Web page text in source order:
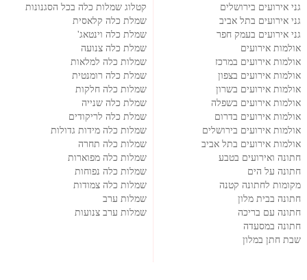
גני אירועים בירושלים
גני אירועים בתל אביב
גני אירועים בעמק חפר
אולמות אירועים
אולמות אירועים במרכז
אולמות אירועים בצפון
אולמות אירועים בשרון
אולמות אירועים בשפלה
אולמות אירועים בדרום
אולמות אירועים בירושלים
אולמות אירועים בתל אביב
חתונה ואירועים בטבע
חתונה על הים
מקומות לחתונה קטנה
חתונה בבית מלון
חתונה עם בריכה
חתונה במסעדה
שבת חתן במלון
קטלוג שמלות כלה בכל הסגנונות
שמלת כלה קלאסית
שמלת כלה וינטאג'
שמלת כלה צנועה
שמלות כלה למלאות
שמלת כלה רומנטית
שמלות כלה חלקות
שמלת כלה שנייה
שמלת כלה לריקודים
שמלות כלה מידות גדולות
שמלות כלה תחרה
שמלות כלה מפוארות
שמלות כלה נפוחות
שמלות כלה צמודות
שמלות ערב
שמלות ערב צנועות